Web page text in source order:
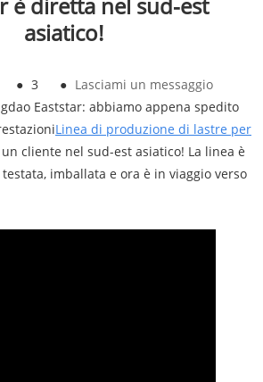
è diretta nel sud-est
asiatico!
● 3 ● Lasciami un messaggio
Eaststar: abbiamo appena spedito
Linea di produzione di lastre per
cliente nel sud-est asiatico! La linea è
imballata e ora è in viaggio verso